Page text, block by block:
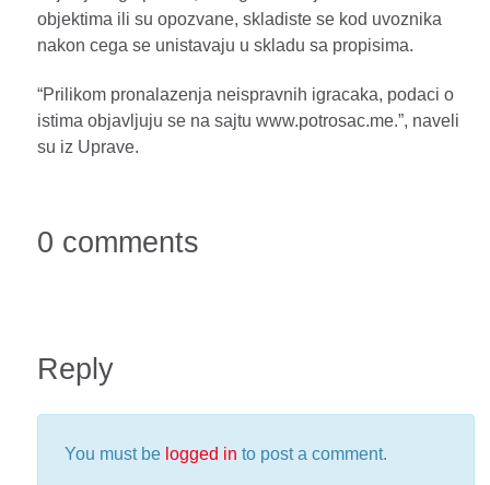
objektima ili su opozvane, skladiste se kod uvoznika
nakon cega se unistavaju u skladu sa propisima.
“Prilikom pronalazenja neispravnih igracaka, podaci o
istima objavljuju se na sajtu www.potrosac.me.”, naveli
su iz Uprave.
0 comments
Reply
You must be logged in to post a comment.